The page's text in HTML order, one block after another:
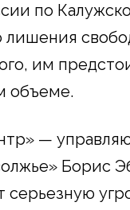
по
лишения
им
объеме.
—
Борис
серьезную